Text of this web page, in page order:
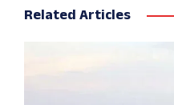
Related Articles